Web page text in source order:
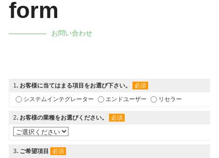
form
お問い合わせ
1 . お客様に当てはまる項目をお選び下さい。
必須
システムインテグレーター
エンドユーザー リセラー
2. お客様の業種をお選びください。 必須
3. ご希望項目 必須